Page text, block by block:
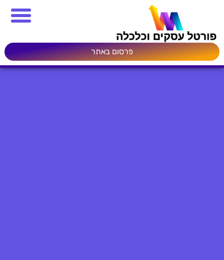
פרסום באתר